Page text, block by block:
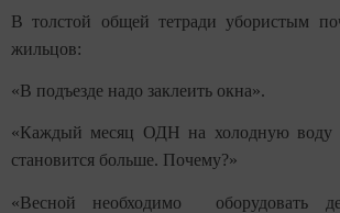
В толстой общей тетради убористым
жильцов:
«В подъезде надо заклеить окна».
«Каждый месяц ОДН на холодную воду
становится больше. Почему?»
«Весной необходимо оборудовать